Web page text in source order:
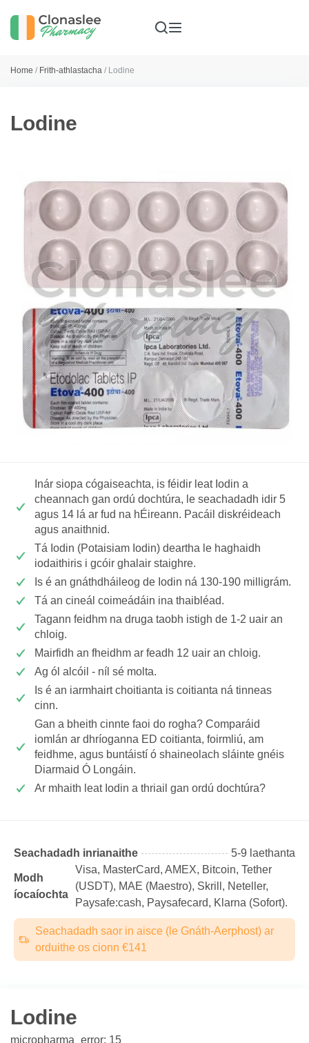
Home / Frith-athlastacha / Lodine
Lodine
Inár siopa cógaiseachta, is féidir leat Iodin a
cheannach gan ordú dochtúra, le seachadadh idir 5
agus 14 lá ar fud na hÉireann. Pacáil diskréideach
agus anaithnid.
Tá Iodin (Potaisiam Iodin) deartha le haghaidh
iodaithiris i gcóir ghalair staighre.
Is é an gnáthdháileog de Iodin ná 130-190 milligrám.
Tá an cineál coimeádáin ina thaibléad.
Tagann feidhm na druga taobh istigh de 1-2 uair an
chloig.
Mairfidh an fheidhm ar feadh 12 uair an chloig.
Ag ól alcóil - níl sé molta.
Is é an iarmhairt choitianta is coitianta ná tinneas
cinn.
Gan a bheith cinnte faoi do rogha? Comparáid
iomlán ar dhríoganna ED coitianta, foirmliú, am
feidhme, agus buntáistí ó shaineolach sláinte gnéis
Diarmaid Ó Longáin.
Ar mhaith leat Iodin a thriail gan ordú dochtúra?
Seachadadh inrianaithe 5-9 laethanta
Modh
íocaíochta
Visa, MasterCard, AMEX, Bitcoin, Tether
(USDТ), MAE (Maestro), Skrill, Neteller,
Paysafe:cash, Paysafecard, Klarna (Sofort).
Seachadadh saor in aisce (le Gnáth-Aerphost) ar
orduithe os cionn €141
Lodine
micropharma_error: 15